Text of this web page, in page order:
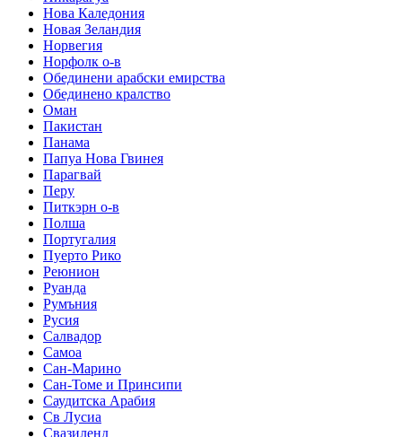
Нова Каледония
Новая Зеландия
Норвегия
Норфолк о-в
Обединени арабски емирства
Обединено кралство
Оман
Пакистан
Панама
Папуа Нова Гвинея
Парагвай
Перу
Питкэрн о-в
Полша
Португалия
Пуерто Рико
Реюнион
Руанда
Румъния
Русия
Салвадор
Самоа
Сан-Марино
Сан-Томе и Принсипи
Саудитска Арабия
Св Лусиа
Свазиленд